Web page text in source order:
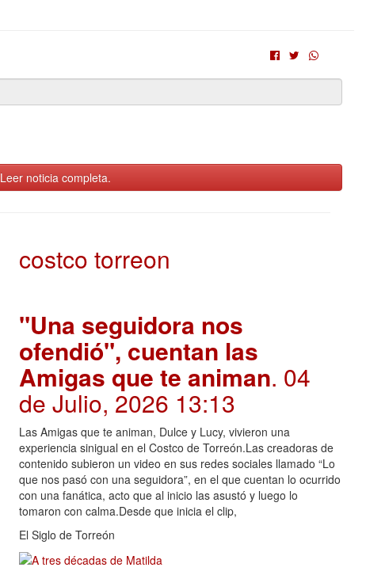
Leer noticia completa.
costco torreon
"Una seguidora nos
ofendió", cuentan las
Amigas que te animan. 04
de Julio, 2026 13:13
Las Amigas que te animan, Dulce y Lucy, vivieron una
experiencia sinigual en el Costco de Torreón.Las creadoras de
contenido subieron un video en sus redes sociales llamado “Lo
que nos pasó con una seguidora”, en el que cuentan lo ocurrido
con una fanática, acto que al inicio las asustó y luego lo
tomaron con calma.Desde que inicia el clip,
El Siglo de Torreón